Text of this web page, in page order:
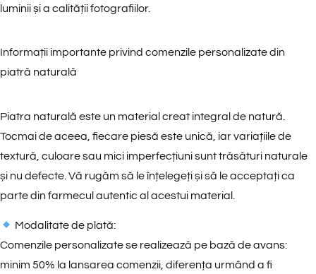
luminii și a calității fotografiilor.
Informații importante privind comenzile personalizate din
piatră naturală
Piatra naturală este un material creat integral de natură.
Tocmai de aceea, fiecare piesă este unică, iar variațiile de
textură, culoare sau mici imperfecțiuni sunt trăsături naturale
și nu defecte. Vă rugăm să le înțelegeți și să le acceptați ca
parte din farmecul autentic al acestui material.
Modalitate de plată:
Comenzile personalizate se realizează pe bază de avans:
minim 50% la lansarea comenzii, diferența urmând a fi